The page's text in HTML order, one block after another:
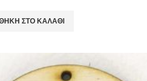
ΣΤΟ ΚΑΛΆΘΙ